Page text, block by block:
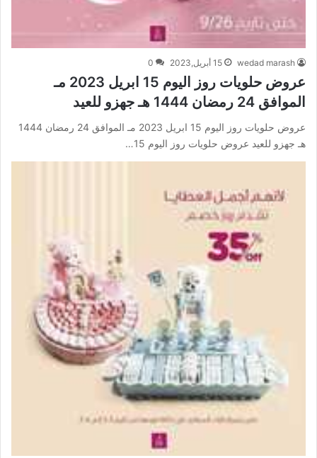
wedad marash 15 أبريل,2023 0
عروض حلويات روز اليوم 15 ابريل 2023 مـ
الموافق 24 رمضان 1444 هـ جهزو للعيد
عروض حلويات روز اليوم 15 ابريل 2023 مـ الموافق 24 رمضان 1444
هـ جهزو للعيد عروض حلويات روز اليوم 15…